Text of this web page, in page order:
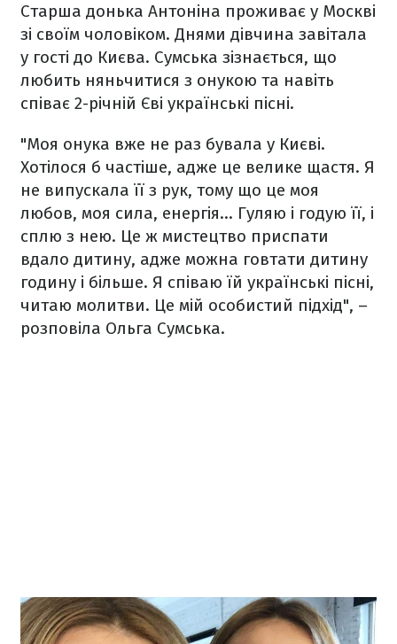
Старша донька Антоніна проживає у Москві
зі своїм чоловіком. Днями дівчина завітала
у гості до Києва. Сумська зізнається, що
любить няньчитися з онукою та навіть
співає 2-річній Єві українські пісні.
"Моя онука вже не раз бувала у Києві.
Хотілося б частіше, адже це велике щастя. Я
не випускала її з рук, тому що це моя
любов, моя сила, енергія... Гуляю і годую її, і
сплю з нею. Це ж мистецтво приспати
вдало дитину, адже можна говтати дитину
годину і більше. Я співаю їй українські пісні,
читаю молитви. Це мій особистий підхід", –
розповіла Ольга Сумська.